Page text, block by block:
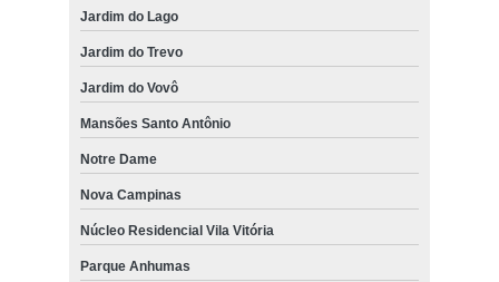
Jardim do Lago
Jardim do Trevo
Jardim do Vovô
Mansões Santo Antônio
Notre Dame
Nova Campinas
Núcleo Residencial Vila Vitória
Parque Anhumas